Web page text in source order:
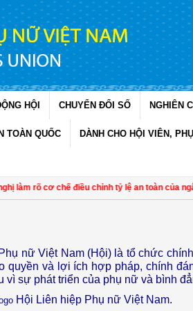
HỘI CHUYỂN ĐỔI SỐ NGHIÊN
TOÀN QUỐC DÀNH CHO HỘI VIÊN,
rõ cơ chế điều chỉnh tỷ lệ an toàn của ngân
nữ Việt Nam (Hội) là tổ chức
quyền và lợi ích hợp pháp, chính
vì sự phát triển của phụ nữ và bình
Hội Liên hiệp Phụ nữ Việt Nam.